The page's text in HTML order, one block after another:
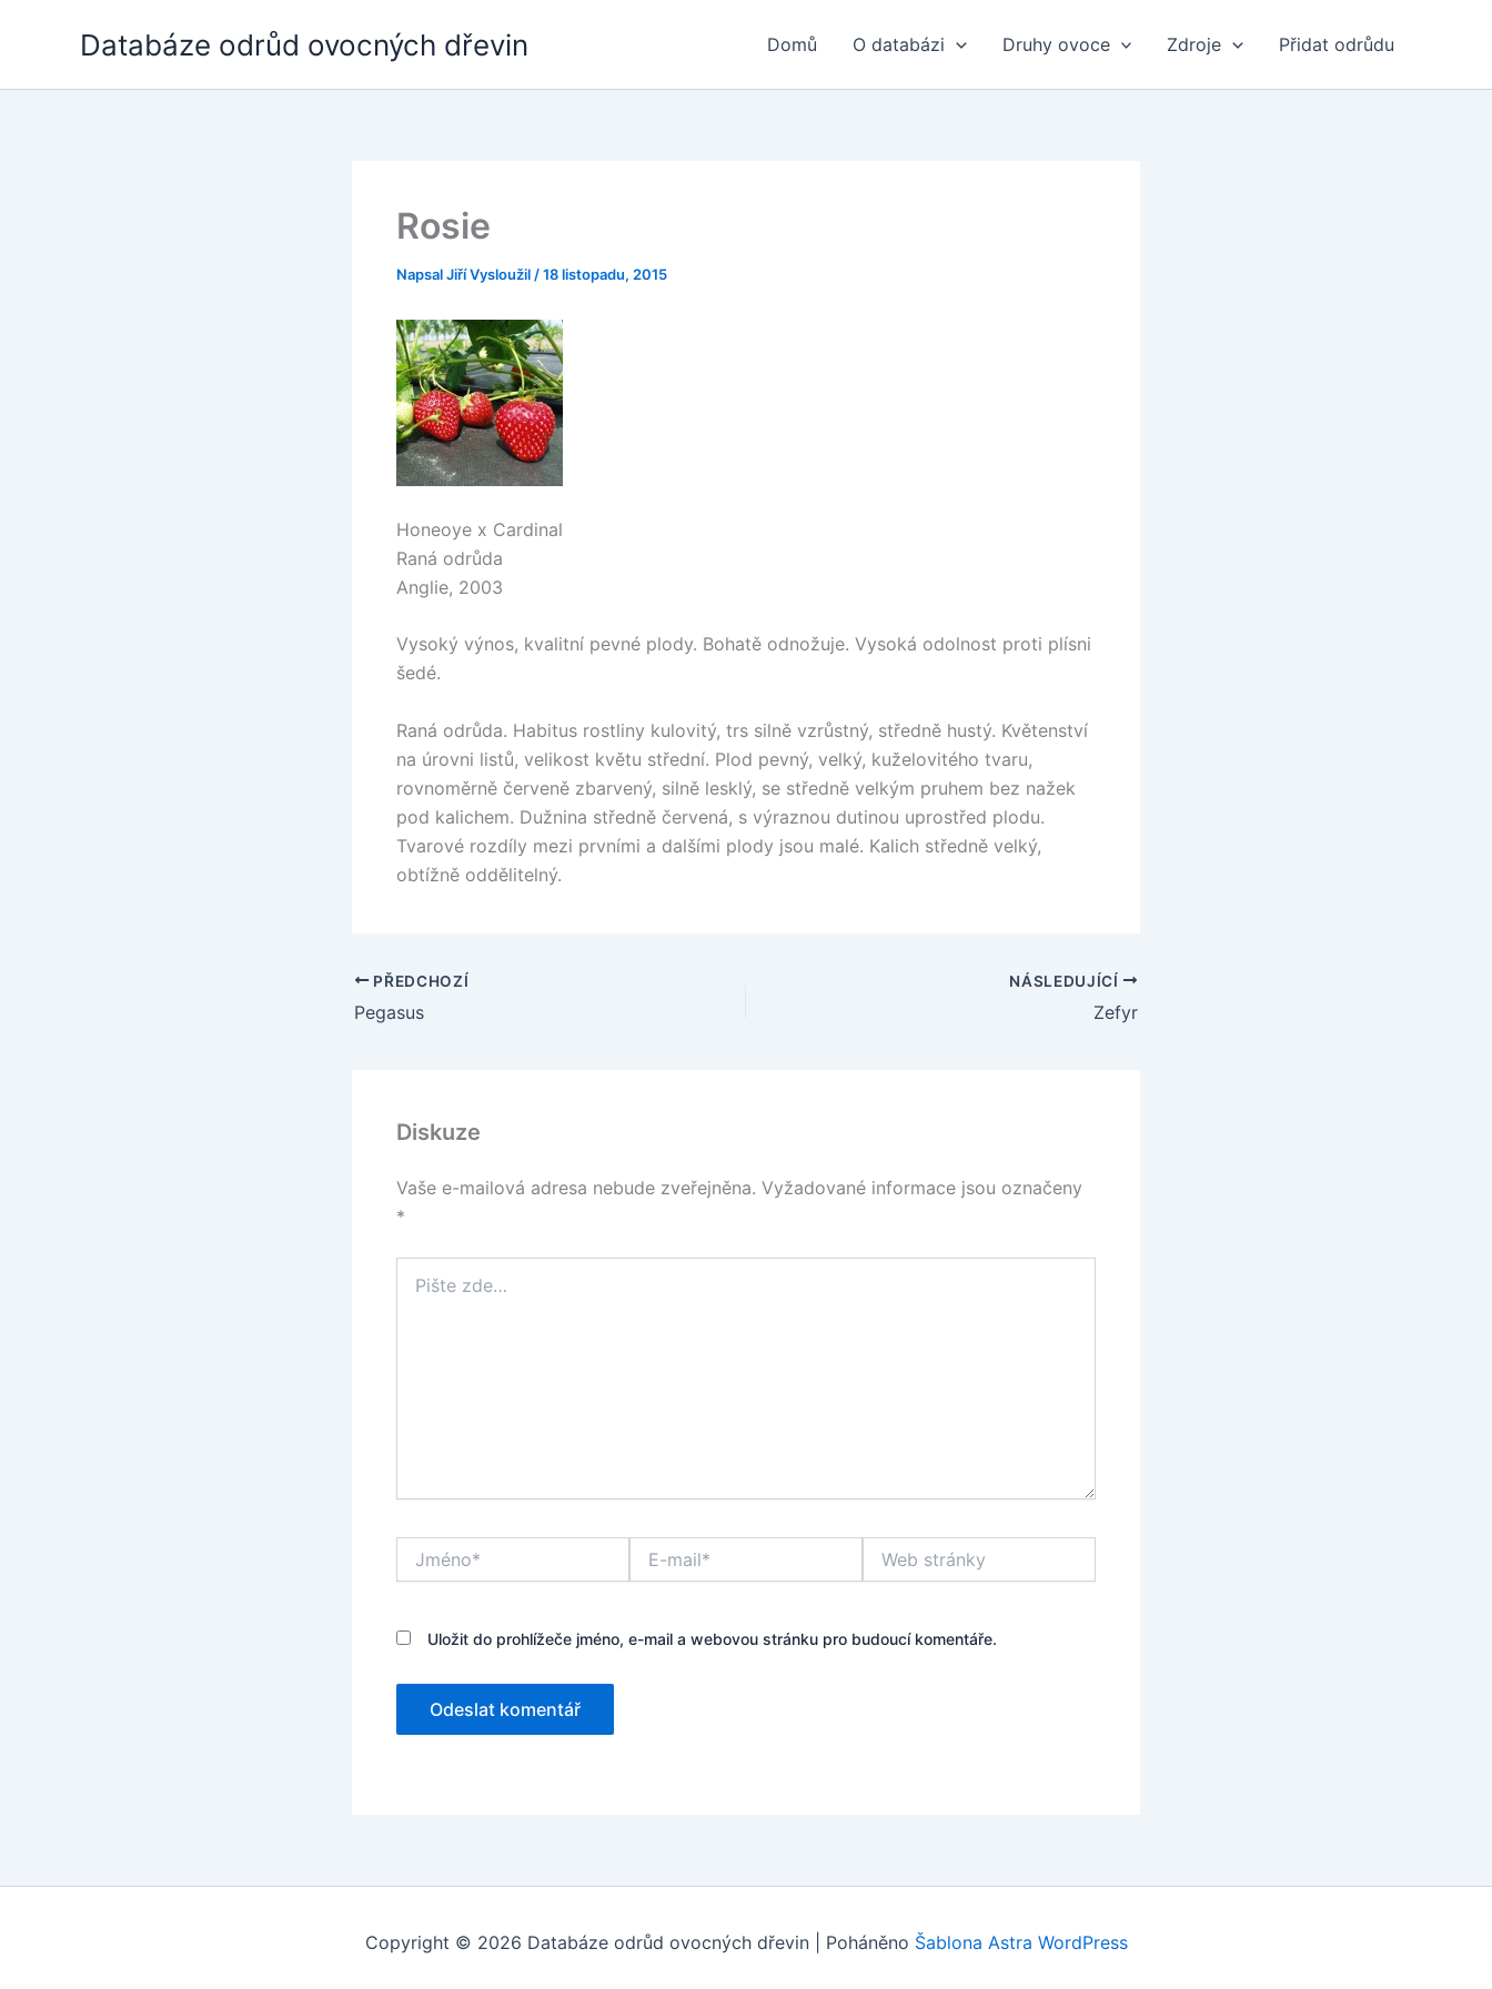
Databáze odrůd ovocných dřevin Domů O databázi Druhy ovoce Zdroje Přidat odrůdu
Rosie
NapsalJiří Vysloužil /18 listopadu, 2015
Honeoye x Cardinal
Raná odrůda
Anglie, 2003
Vysoký výnos, kvalitní pevné plody. Bohatě odnožuje. Vysoká odolnost proti plísni
šedé.
Raná odrůda. Habitus rostliny kulovitý, trs silně vzrůstný, středně hustý. Květenství
na úrovni listů, velikost květu střední. Plod pevný, velký, kuželovitého tvaru,
rovnoměrně červeně zbarvený, silně lesklý, se středně velkým pruhem bez nažek
pod kalichem. Dužnina středně červená, s výraznou dutinou uprostřed plodu.
Tvarové rozdíly mezi prvními a dalšími plody jsou malé. Kalich středně velký,
obtížně oddělitelný.
PŘEDCHOZÍ
Pegasus
NÁSLEDUJÍCÍ
Zefyr
Diskuze
Vaše e-mailová adresa nebude zveřejněna. Vyžadované informace jsou označeny
*
zde…
mail*
stránky
Uložit do prohlížeče jméno, e-mail a webovou stránku pro budoucí komentáře.
Copyright © 2026 Databáze odrůd ovocných dřevin | Poháněno Šablona Astra WordPress